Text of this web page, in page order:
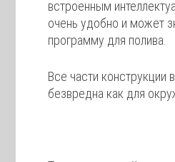
встроенным
очень удобно и может
программу для полива.
Все части конструкции
безвредна как для